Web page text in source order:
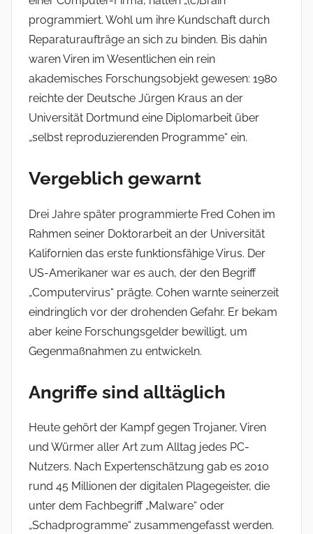
l
m
e
r
programmiert. Wohl um ihre Kundschaft durch
Reparaturaufträge an sich zu binden. Bis dahin
waren Viren im Wesentlichen ein rein
akademisches Forschungsobjekt gewesen: 1980
reichte der Deutsche Jürgen Kraus an der
Universität Dortmund eine Diplomarbeit über
„selbst reproduzierenden Programme“ ein.
Vergeblich gewarnt
Drei Jahre später programmierte Fred Cohen im
Rahmen seiner Doktorarbeit an der Universität
Kalifornien das erste funktionsfähige Virus. Der
US-Amerikaner war es auch, der den Begriff
„Computervirus“ prägte. Cohen warnte seinerzeit
eindringlich vor der drohenden Gefahr. Er bekam
aber keine Forschungsgelder bewilligt, um
Gegenmaßnahmen zu entwickeln.
Angriffe sind alltäglich
Heute gehört der Kampf gegen Trojaner, Viren
und Würmer aller Art zum Alltag jedes PC-
Nutzers. Nach Expertenschätzung gab es 2010
rund 45 Millionen der digitalen Plagegeister, die
unter dem Fachbegriff „Malware“ oder
„Schadprogramme“ zusammengefasst werden.